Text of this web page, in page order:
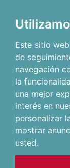
Este sitio
de
navegación
la
una mejor
interés en
personalizar
mostrar
usted.